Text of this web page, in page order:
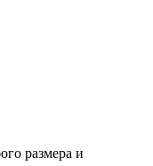
размера и